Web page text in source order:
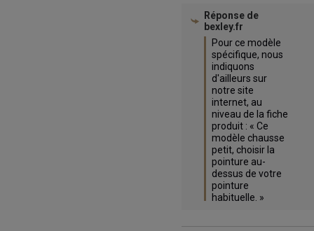
Réponse de
bexley.fr
Pour ce modèle
spécifique, nous
indiquons
d'ailleurs sur
notre site
internet, au
niveau de la fiche
produit : « Ce
modèle chausse
petit, choisir la
pointure au-
dessus de votre
pointure
habituelle. »